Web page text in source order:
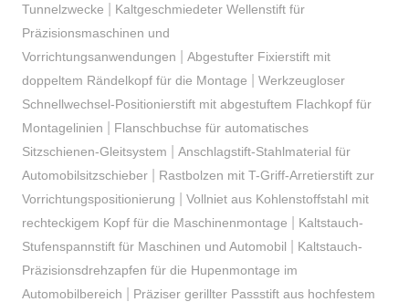
Tunnelzwecke
Kaltgeschmiedeter Wellenstift für
Präzisionsmaschinen und
Vorrichtungsanwendungen
Abgestufter Fixierstift mit
doppeltem Rändelkopf für die Montage
Werkzeugloser
Schnellwechsel-Positionierstift mit abgestuftem Flachkopf für
Montagelinien
Flanschbuchse für automatisches
Sitzschienen-Gleitsystem
Anschlagstift-Stahlmaterial für
Automobilsitzschieber| Rastbolzen mit T-Griff-Arretierstift zur
Vorrichtungspositionierung
Vollniet aus Kohlenstoffstahl mit
rechteckigem Kopf für die Maschinenmontage
Kaltstauch-
Stufenspannstift für Maschinen und Automobil
Kaltstauch-
Präzisionsdrehzapfen für die Hupenmontage im
Automobilbereich
Präziser gerillter Passstift aus hochfestem